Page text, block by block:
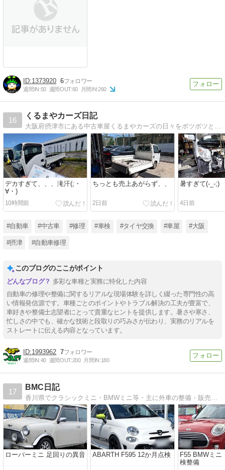
1373920 6
週間IN:50 週間OUT:60 月間IN:260
16
くるまやカーズ日記
デカすぎて、、、滝汗(;・
∀・)
10時間前
ちっとも売上あがらず、、
2日前
暑すぎて(-_-;)
4日前
#自動車 #中古車 #修理 #車検 #タイヤ交換 #車屋 #大阪
#摂津 #自動車修理
このブログのここがポイント
多彩な車種と実務に特化した内容
自動車の修理や整備に関するリアルな現場体験を詳しく綴った専門性の高
い情報発信源です。車種ごとのポイントやトラブル解決の工夫が豊富で、
車好きや整備士志望者にとって貴重なヒントを提供します。暑さや寒さ、
忙しさの中でも、確かな技術と段取りの巧みさが伝わり、実務のリアルを
ストレートに伝える内容となっています。
1993962 7
週間IN:40 週間OUT:200 月間IN:180
17
BMC日記
ローバーミニ 足回りの異音 ABARTH F595 12か月点検
F55 BMWミニ
検整備